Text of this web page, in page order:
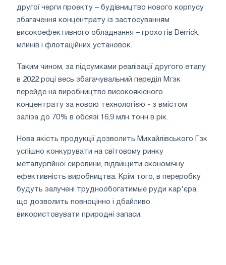
другої черги проекту – будівництво нового корпусу
збагачення концентрату із застосуванням
високоефективного обладнання – грохотів Derriсk,
млинів і флотаційних установок.
Таким чином, за підсумками реалізації другого етапу
в 2022 році весь збагачувальний переділ Мгзк
перейде на виробництво високоякісного
концентрату за новою технологією - з вмістом
заліза до 70% в обсязі 16,9 млн тонн в рік.
Нова якість продукції дозволить Михайлівського Гзк
успішно конкурувати на світовому ринку
металургійної сировини, підвищити економічну
ефективність виробництва. Крім того, в переробку
будуть залучені труднообогатимые руди кар'єра,
що дозволить повноцінно і дбайливо
використовувати природні запаси.